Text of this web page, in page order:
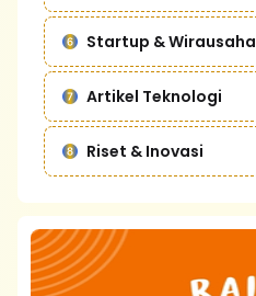
Startup & Wirausaha
Artikel Teknologi
Riset & Inovasi